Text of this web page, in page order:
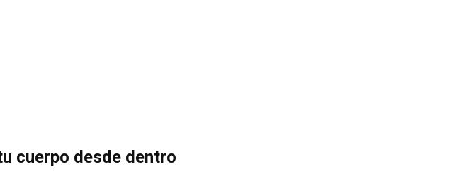
cuerpo desde dentro